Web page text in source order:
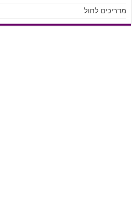
מדריכים לחול